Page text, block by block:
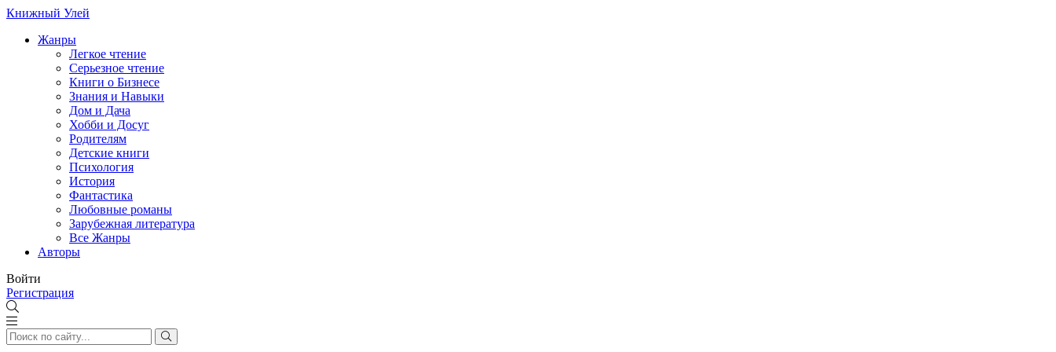
Книжный Улей
Жанры
Легкое чтение
Серьезное чтение
Книги о Бизнесе
Знания и Навыки
Дом и Дача
Хобби и Досуг
Родителям
Детские книги
Психология
История
Фантастика
Любовные романы
Зарубежная литература
Все Жанры
Авторы
Войти
Регистрация